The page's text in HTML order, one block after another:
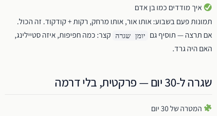
איך מודדים כמו בן אדם
תמונות פעם בשבוע: אותו אור, אותו מרחק, רקות + קודקוד. זה הכול.
אם תרצה — תוסיף גם
יומן שגרה קצר: כמה חפיפות, איזה סטיילינג,
האם היה גרד.
שגרה ל-30 יום — פרקטית, בלי דרמה
המטרה של 30 יום